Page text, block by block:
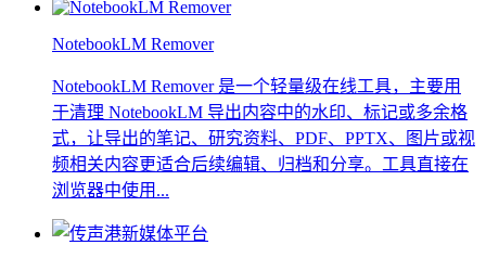
NotebookLM Remover
NotebookLM Remover 是一个轻量级在线工具，主要用
于清理 NotebookLM 导出内容中的水印、标记或多余格
式，让导出的笔记、研究资料、PDF、PPTX、图片或视
频相关内容更适合后续编辑、归档和分享。工具直接在
浏览器中使用...